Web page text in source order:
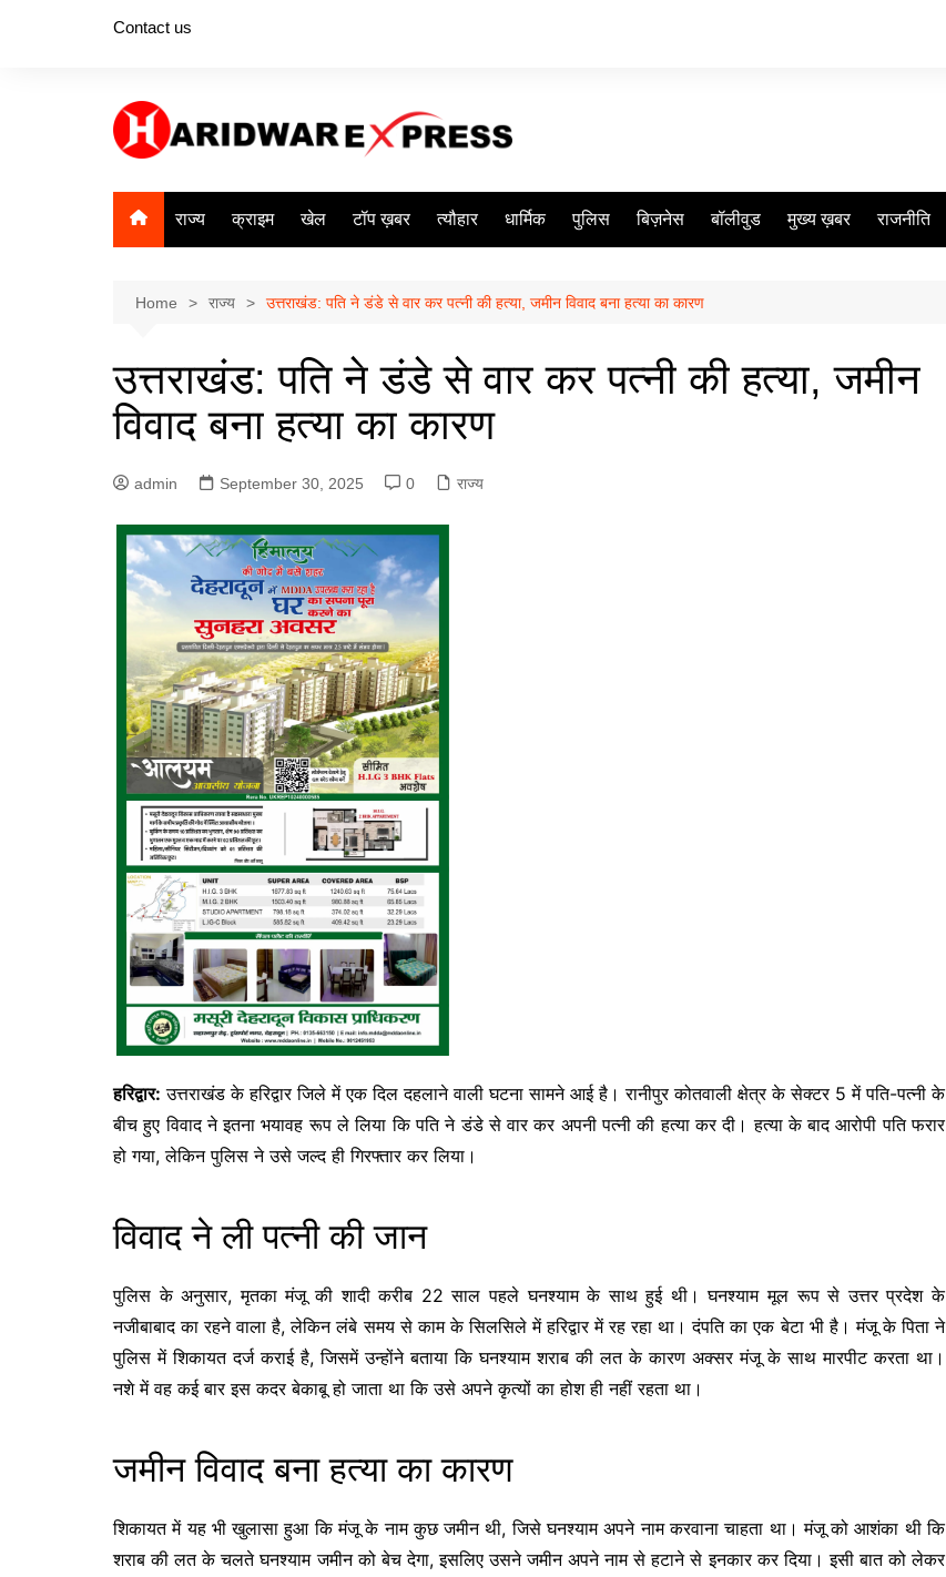
Contact us
राज्य क्राइम खेल टॉप ख़बर त्यौहार धार्मिक पुलिस बिज़नेस बॉलीवुड मुख्य ख़बर राजनीति
Home राज्य उत्तराखंड: पति ने डंडे से वार कर पत्नी की हत्या, जमीन विवाद बना हत्या का कारण
उत्तराखंड: पति ने डंडे से वार कर पत्नी की हत्या, जमीन
विवाद बना हत्या का कारण
admin September 30, 2025 0 राज्य
हरिद्वार: उत्तराखंड के हरिद्वार जिले में एक दिल दहलाने वाली घटना सामने आई है। रानीपुर कोतवाली क्षेत्र के सेक्टर 5 में पति-पत्नी के
बीच हुए विवाद ने इतना भयावह रूप ले लिया कि पति ने डंडे से वार कर अपनी पत्नी की हत्या कर दी। हत्या के बाद आरोपी पति फरार
हो गया, लेकिन पुलिस ने उसे जल्द ही गिरफ्तार कर लिया।
विवाद ने ली पत्नी की जान
पुलिस के अनुसार, मृतका मंजू की शादी करीब 22 साल पहले घनश्याम के साथ हुई थी। घनश्याम मूल रूप से उत्तर प्रदेश के
नजीबाबाद का रहने वाला है, लेकिन लंबे समय से काम के सिलसिले में हरिद्वार में रह रहा था। दंपति का एक बेटा भी है। मंजू के पिता ने
पुलिस में शिकायत दर्ज कराई है, जिसमें उन्होंने बताया कि घनश्याम शराब की लत के कारण अक्सर मंजू के साथ मारपीट करता था।
नशे में वह कई बार इस कदर बेकाबू हो जाता था कि उसे अपने कृत्यों का होश ही नहीं रहता था।
जमीन विवाद बना हत्या का कारण
शिकायत में यह भी खुलासा हुआ कि मंजू के नाम कुछ जमीन थी, जिसे घनश्याम अपने नाम करवाना चाहता था। मंजू को आशंका थी कि
शराब की लत के चलते घनश्याम जमीन को बेच देगा, इसलिए उसने जमीन अपने नाम से हटाने से इनकार कर दिया। इसी बात को लेकर